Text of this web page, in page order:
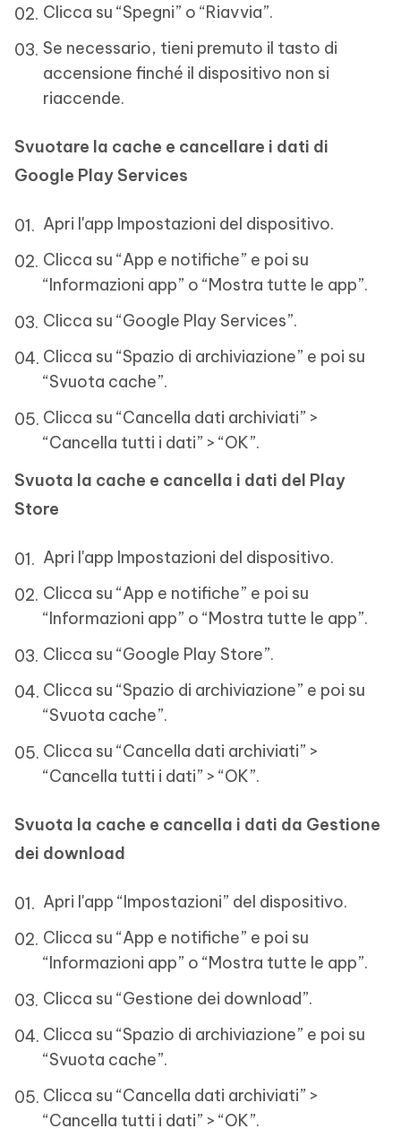
Clicca su “Spegni” o “Riavvia”.
Se necessario, tieni premuto il tasto di
accensione finché il dispositivo non si
riaccende.
Svuotare la cache e cancellare i dati di
Google Play Services
Apri l'app Impostazioni del dispositivo.
Clicca su “App e notifiche” e poi su
“Informazioni app” o “Mostra tutte le app”.
Clicca su “Google Play Services”.
Clicca su “Spazio di archiviazione” e poi su
“Svuota cache”.
Clicca su “Cancella dati archiviati” >
“Cancella tutti i dati” > “OK”.
Svuota la cache e cancella i dati del Play
Store
Apri l'app Impostazioni del dispositivo.
Clicca su “App e notifiche” e poi su
“Informazioni app” o “Mostra tutte le app”.
Clicca su “Google Play Store”.
Clicca su “Spazio di archiviazione” e poi su
“Svuota cache”.
Clicca su “Cancella dati archiviati” >
“Cancella tutti i dati” > “OK”.
Svuota la cache e cancella i dati da Gestione
dei download
Apri l'app “Impostazioni” del dispositivo.
Clicca su “App e notifiche” e poi su
“Informazioni app” o “Mostra tutte le app”.
Clicca su “Gestione dei download”.
Clicca su “Spazio di archiviazione” e poi su
“Svuota cache”.
Clicca su “Cancella dati archiviati” >
“Cancella tutti i dati” > “OK”.